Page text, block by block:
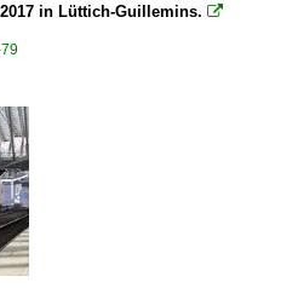
in Lüttich-Guillemins. 